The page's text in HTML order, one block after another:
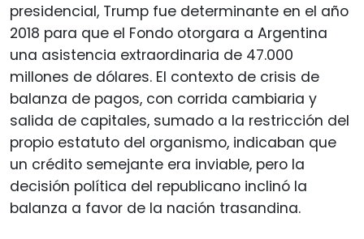
presidencial, Trump fue determinante en el año
2018 para que el Fondo otorgara a Argentina
una asistencia extraordinaria de 47.000
millones de dólares. El contexto de crisis de
balanza de pagos, con corrida cambiaria y
salida de capitales, sumado a la restricción del
propio estatuto del organismo, indicaban que
un crédito semejante era inviable, pero la
decisión política del republicano inclinó la
balanza a favor de la nación trasandina.